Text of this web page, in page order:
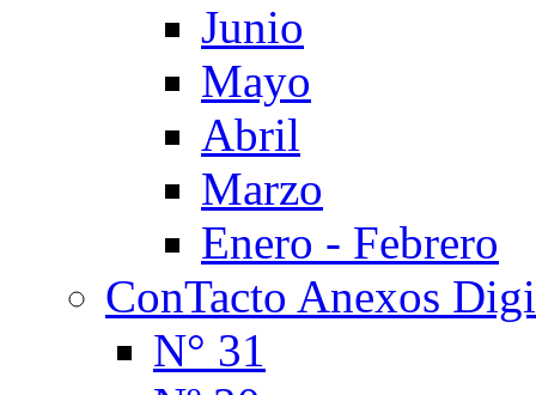
Junio
Mayo
Abril
Marzo
Enero - Febrero
ConTacto Anexos
N° 31